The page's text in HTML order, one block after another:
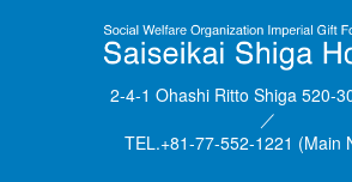
2-4-1 Ohashi Ritto Shiga 520-
／
TEL.+81-77-552-1221 (Main